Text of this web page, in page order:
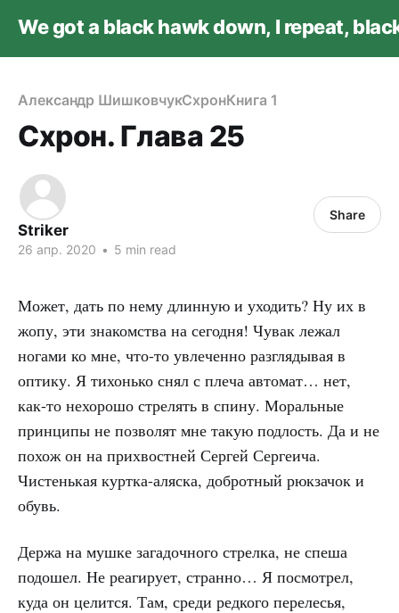
We got a black hawk down, I repeat,
Александр ШишковчукСхронКнига 1
Схрон. Глава 25
Striker
26 апр. 2020 • 5 min read
Share
Может, дать по нему длинную и уходить? Ну их в
жопу, эти знакомства на сегодня! Чувак лежал
ногами ко мне, что-то увлеченно разглядывая в
оптику. Я тихонько снял с плеча автомат… нет,
как-то нехорошо стрелять в спину. Моральные
принципы не позволят мне такую подлость. Да и не
похож он на прихвостней Сергей Сергеича.
Чистенькая куртка-аляска, добротный рюкзачок и
обувь.
Держа на мушке загадочного стрелка, не спеша
подошел. Не реагирует, странно… Я посмотрел,
куда он целится. Там, среди редкого перелесья,